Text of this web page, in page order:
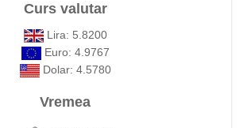
Curs valutar
Lira: 5.8200
Euro: 4.9767
Dolar: 4.5780
Vremea